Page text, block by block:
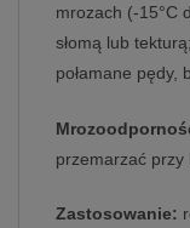
mrozach (-15°C
słomą lub
połamane pędy,
przemarzać
Zastosowanie: